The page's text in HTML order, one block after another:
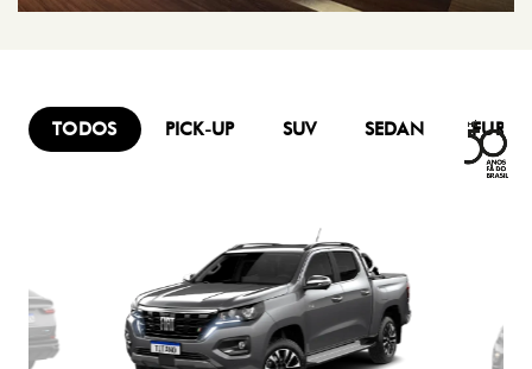
TODOS PICK-UP SUV SEDAN